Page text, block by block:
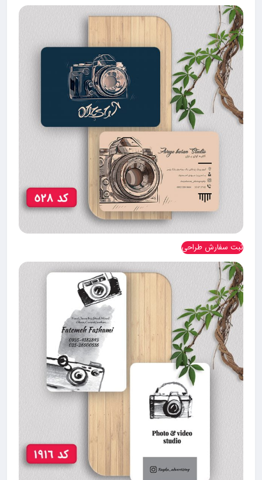
ثبت سفارش طراحی